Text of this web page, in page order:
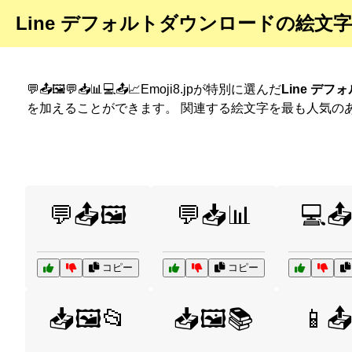
Line デフォルトダウンロードの絵文
💬📤🖼️💬📥📊💻📤📈Emoji8.jpが特別に選んだLine デフォ
を加えることができます。 関連する絵文字を最も人気
💬📤🖼️
コピー
💬📥📊
コピー
📥🖼️📂 📥🖼️📚